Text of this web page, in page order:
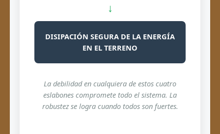
↓
DISIPACIÓN SEGURA DE LA ENERGÍA
EN EL TERRENO
La debilidad en cualquiera de estos cuatro
eslabones compromete todo el sistema. La
robustez se logra cuando todos son fuertes.